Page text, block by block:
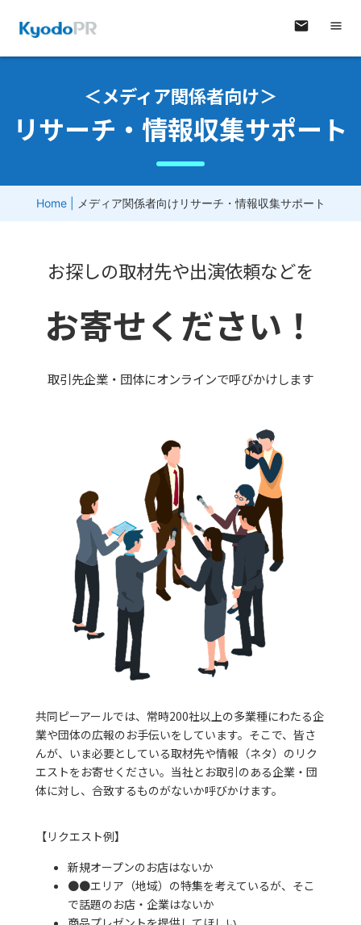
＜メディア関係者向け＞
リサーチ・情報収集サポート
Home メディア関係者向けリサーチ・情報収集サポート
お探しの取材先や出演依頼などを
お寄せください！
取引先企業・団体にオンラインで呼びかけします
共同ピーアールでは、常時200社以上の多業種にわたる企
業や団体の広報のお手伝いをしています。そこで、皆さ
んが、いま必要としている取材先や情報（ネタ）のリク
エストをお寄せください。当社とお取引のある企業・団
体に対し、合致するものがないか呼びかけます。
【リクエスト例】
新規オープンのお店はないか
●●エリア（地域）の特集を考えているが、そこ
で話題のお店・企業はないか